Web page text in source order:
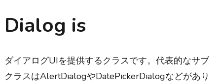
Dialog is
ダイアログUIを提供するクラスです。代表的なサブ
クラスはAlertDialogやDatePickerDialogなどがあり